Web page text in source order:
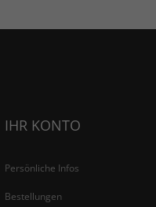
IHR KONTO
Persönliche Infos
Bestellungen